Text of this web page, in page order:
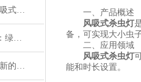
科技护农·绿色赋能——风吸式太阳能环保杀虫设备，重构农田虫害防控新范式
单机增强款风吸式杀虫灯：绿色防控新利器，守护作物无忧生长
太阳能杀虫灯-一款焕然一新的风吸式杀虫灯#2022已更新
一、产品概述
风吸式杀虫灯
备，可实现大小虫
二、应用领域
风吸式杀虫灯
能和时长设置。